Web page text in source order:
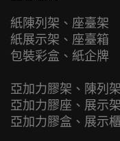
紙陳列架、座臺架
紙展示架、座臺箱
包裝彩盒、紙企牌
亞加力膠架、陳列架
亞加力膠座、展示架
亞加力膠盒、展示櫃